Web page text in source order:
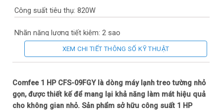
Công suất tiêu thụ: 820W
Nhãn năng lượng tiết kiệm: 2 sao
CSPF: 3.47
Công nghệ làm lạnh
Công nghệ làm lạnh: Turbo
XEM CHI TIẾT THÔNG SỐ KỸ THUẬT
Comfee 1 HP CFS-09FGY là dòng máy lạnh treo tường nhỏ
gọn, được thiết kế để mang lại khả năng làm mát hiệu quả
cho không gian nhỏ. Sản phẩm sở hữu công suất 1 HP